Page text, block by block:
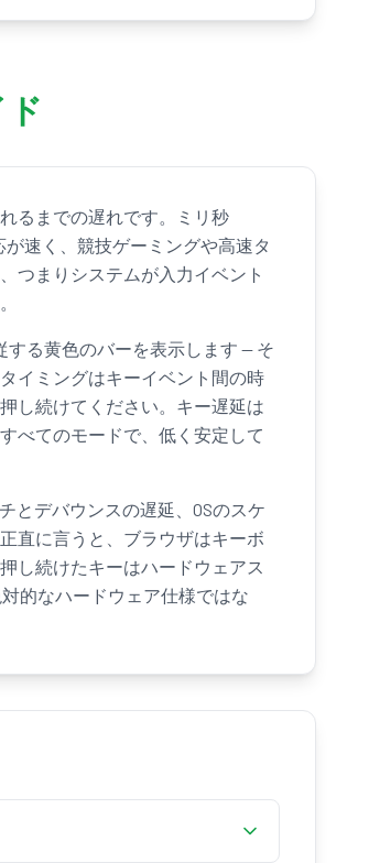
るまでの遅れです。ミリ秒
速く、競技ゲーミングや高速タ
つまりシステムが入力イベント
る黄色のバーを表示します — そ
イミングはキーイベント間の時
し続けてください。キー遅延は
べてのモードで、低く安定して
とデバウンスの遅延、OSのスケ
直に言うと、ブラウザはキーボ
し続けたキーはハードウェアス
的なハードウェア仕様ではな